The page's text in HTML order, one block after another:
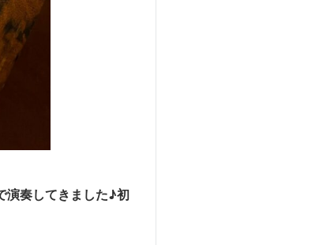
演奏してきました♪初